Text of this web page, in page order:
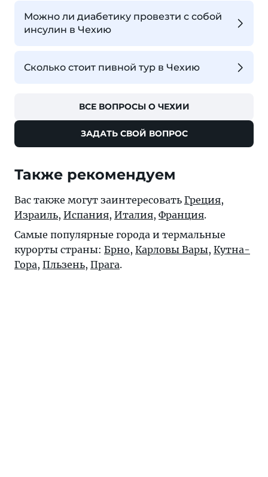
Можно ли диабетику провезти с собой
инсулин в Чехию
Сколько стоит пивной тур в Чехию
ВСЕ ВОПРОСЫ О ЧЕХИИ
ЗАДАТЬ СВОЙ ВОПРОС
Также рекомендуем
Вас также могут заинтересовать Греция,
Израиль, Испания, Италия, Франция.
Самые популярные города и термальные
курорты страны: Брно, Карловы Вары, Кутна-
Гора, Пльзень, Прага.